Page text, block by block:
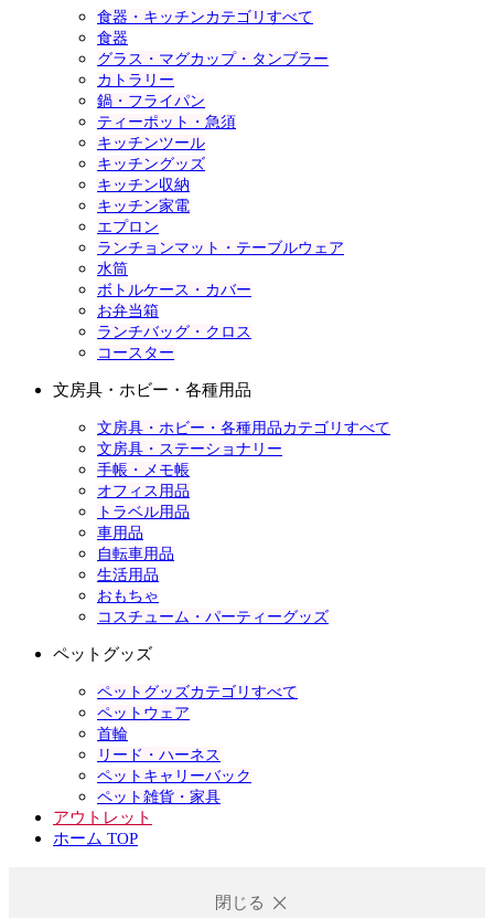
食器・キッチンカテゴリすべて
食器
グラス・マグカップ・タンブラー
カトラリー
鍋・フライパン
ティーポット・急須
キッチンツール
キッチングッズ
キッチン収納
キッチン家電
エプロン
ランチョンマット・テーブルウェア
水筒
ボトルケース・カバー
お弁当箱
ランチバッグ・クロス
コースター
文房具・ホビー・各種用品
文房具・ホビー・各種用品カテゴリすべて
文房具・ステーショナリー
手帳・メモ帳
オフィス用品
トラベル用品
車用品
自転車用品
生活用品
おもちゃ
コスチューム・パーティーグッズ
ペットグッズ
ペットグッズカテゴリすべて
ペットウェア
首輪
リード・ハーネス
ペットキャリーバック
ペット雑貨・家具
アウトレット
ホーム TOP
閉じる